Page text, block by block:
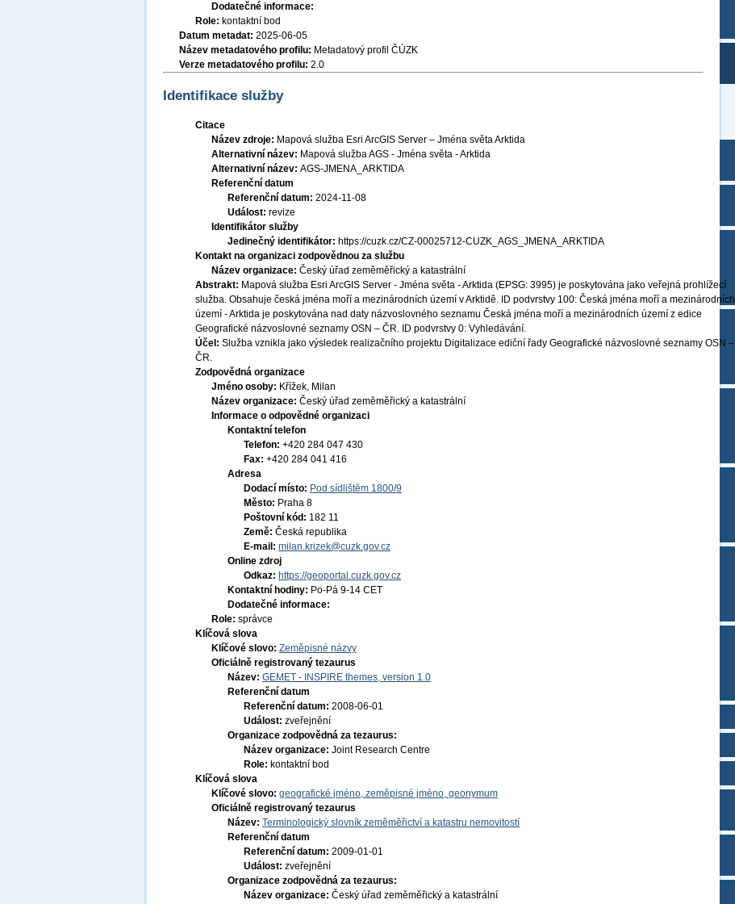
Dodatečné informace:
Role: kontaktní bod
Datum metadat: 2025-06-05
Název metadatového profilu: Metadatový profil ČÚZK
Verze metadatového profilu: 2.0
Identifikace služby
Citace
Název zdroje: Mapová služba Esri ArcGIS Server – Jména světa Arktida
Alternativní název: Mapová služba AGS - Jména světa - Arktida
Alternativní název: AGS-JMENA_ARKTIDA
Referenční datum
Referenční datum: 2024-11-08
Událost: revize
Identifikátor služby
Jedinečný identifikátor: https://cuzk.cz/CZ-00025712-CUZK_AGS_JMENA_ARKTIDA
Kontakt na organizaci zodpovědnou za službu
Název organizace: Český úřad zeměměřický a katastrální
Abstrakt: Mapová služba Esri ArcGIS Server - Jména světa - Arktida (EPSG: 3995) je poskytována jako veřejná prohlížecí
služba. Obsahuje česká jména moří a mezinárodních území v Arktidě. ID podvrstvy 100: Česká jména moří a mezinárodních
území - Arktida je poskytována nad daty názvoslovného seznamu Česká jména moří a mezinárodních území z edice
Geografické názvoslovné seznamy OSN – ČR. ID podvrstvy 0: Vyhledávání.
Účel: Služba vznikla jako výsledek realizačního projektu Digitalizace ediční řady Geografické názvoslovné seznamy OSN –
ČR.
Zodpovědná organizace
Jméno osoby: Křížek, Milan
Název organizace: Český úřad zeměměřický a katastrální
Informace o odpovědné organizaci
Kontaktní telefon
Telefon: +420 284 047 430
Fax: +420 284 041 416
Adresa
Dodací místo: Pod sídlištěm 1800/9
Město: Praha 8
Poštovní kód: 182 11
Země: Česká republika
E-mail: milan.krizek@cuzk.gov.cz
Online zdroj
Odkaz: https://geoportal.cuzk.gov.cz
Kontaktní hodiny: Po-Pá 9-14 CET
Dodatečné informace:
Role: správce
Klíčová slova
Klíčové slovo: Zeměpisné názvy
Oficiálně registrovaný tezaurus
Název: GEMET - INSPIRE themes, version 1.0
Referenční datum
Referenční datum: 2008-06-01
Událost: zveřejnění
Organizace zodpovědná za tezaurus:
Název organizace: Joint Research Centre
Role: kontaktní bod
Klíčová slova
Klíčové slovo: geografické jméno, zeměpisné jméno, geonymum
Oficiálně registrovaný tezaurus
Název: Terminologický slovník zeměměřictví a katastru nemovitostí
Referenční datum
Referenční datum: 2009-01-01
Událost: zveřejnění
Organizace zodpovědná za tezaurus:
Název organizace: Český úřad zeměměřický a katastrální